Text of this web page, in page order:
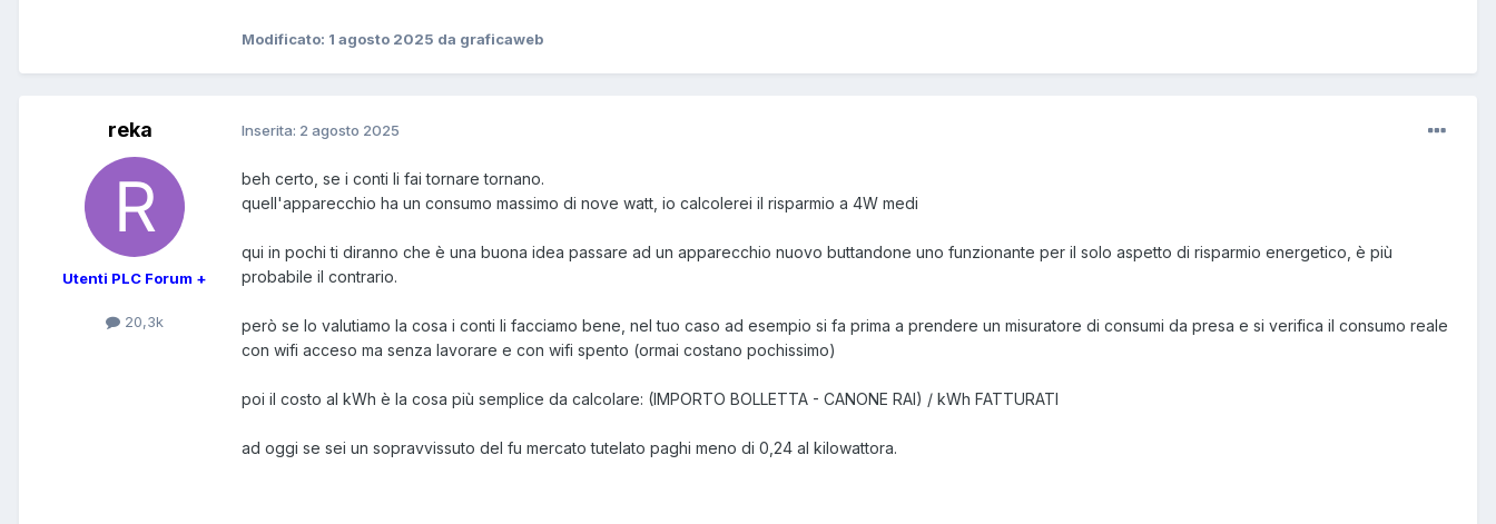
Modificato: 1 agosto 2025 da graficaweb
reka
Utenti PLC Forum +
20,3k
Inserita: 2 agosto 2025
beh certo, se i conti li fai tornare tornano.
quell'apparecchio ha un consumo massimo di nove watt, io calcolerei il risparmio a 4W medi
qui in pochi ti diranno che è una buona idea passare ad un apparecchio nuovo buttandone uno funzionante per il solo aspetto di risparmio energetico, è più
probabile il contrario.
però se lo valutiamo la cosa i conti li facciamo bene, nel tuo caso ad esempio si fa prima a prendere un misuratore di consumi da presa e si verifica il consumo reale
con wifi acceso ma senza lavorare e con wifi spento (ormai costano pochissimo)
poi il costo al kWh è la cosa più semplice da calcolare: (IMPORTO BOLLETTA - CANONE RAI) / kWh FATTURATI
ad oggi se sei un sopravvissuto del fu mercato tutelato paghi meno di 0,24 al kilowattora.